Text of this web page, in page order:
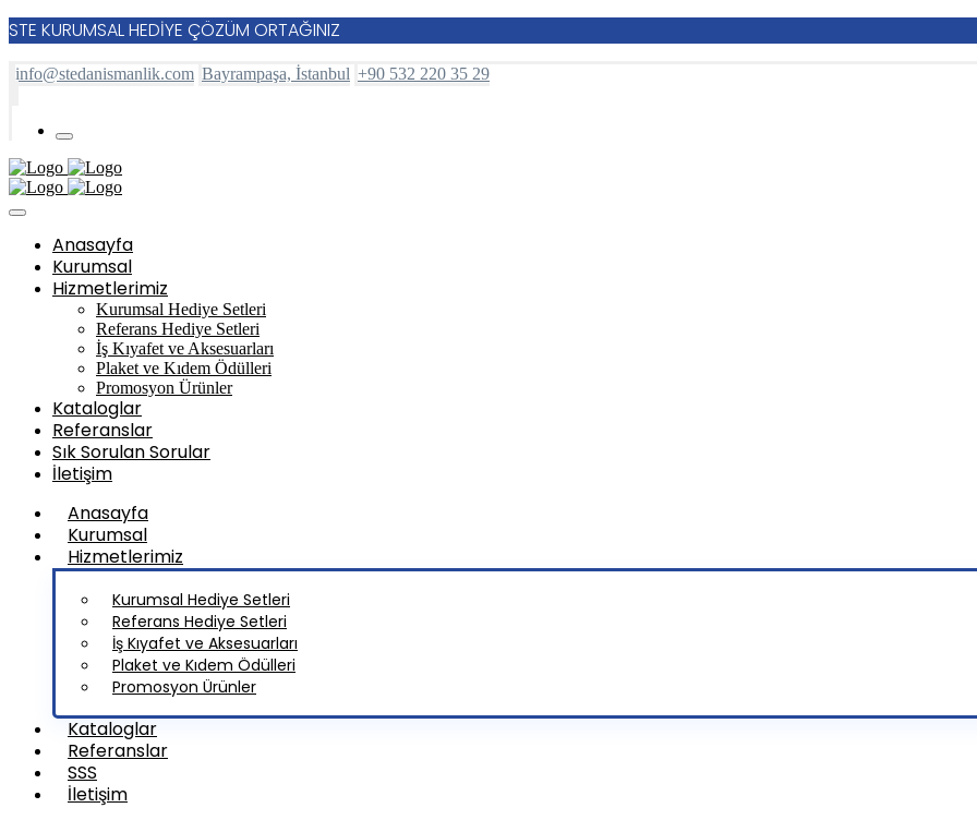
STE KURUMSAL HEDİYE ÇÖZÜM ORTAĞINIZ
info@stedanismanlik.com Bayrampaşa, İstanbul +90 532 220 35 29
Anasayfa
Kurumsal
Hizmetlerimiz
Kurumsal Hediye Setleri
Referans Hediye Setleri
İş Kıyafet ve Aksesuarları
Plaket ve Kıdem Ödülleri
Promosyon Ürünler
Kataloglar
Referanslar
Sık Sorulan Sorular
İletişim
Anasayfa
Kurumsal
Hizmetlerimiz
Kurumsal Hediye Setleri
Referans Hediye Setleri
İş Kıyafet ve Aksesuarları
Plaket ve Kıdem Ödülleri
Promosyon Ürünler
Kataloglar
Referanslar
SSS
İletişim